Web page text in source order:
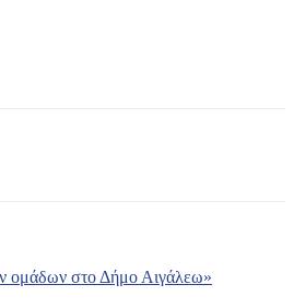
ομάδων στο Δήμο Αιγάλεω»